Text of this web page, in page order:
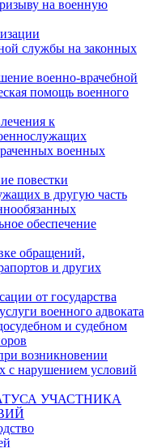
на военную
службы на законных
военно-врачебной
помощь военного
к
военных
повестки
в другую часть
обеспечение
обращений,
и других
от государства
военного адвоката
и судебном
возникновении
с нарушением условий
УЧАСТНИКА